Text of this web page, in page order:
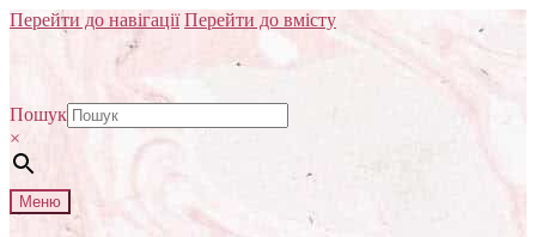
Перейти до навігації Перейти до вмісту
Пошук
×
Меню